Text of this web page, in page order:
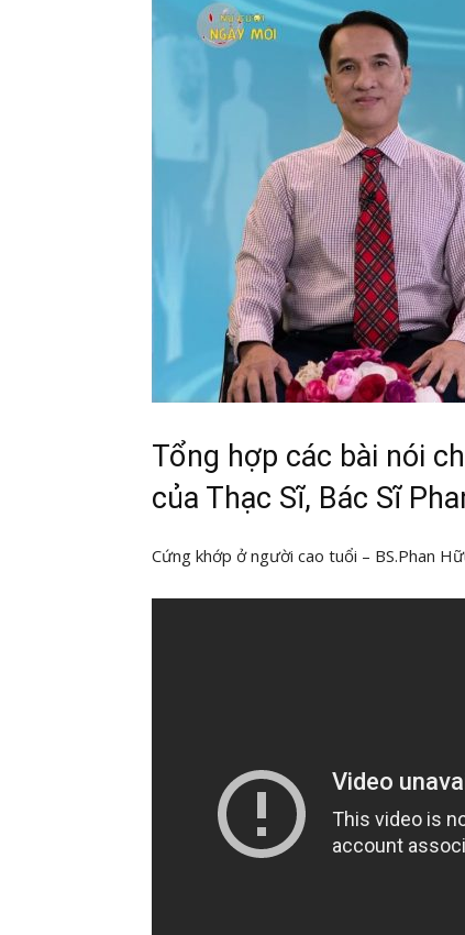
Tổng hợp các bài nói
của Thạc Sĩ, Bác Sĩ
Cứng khớp ở người cao tuổi – BS.Phan